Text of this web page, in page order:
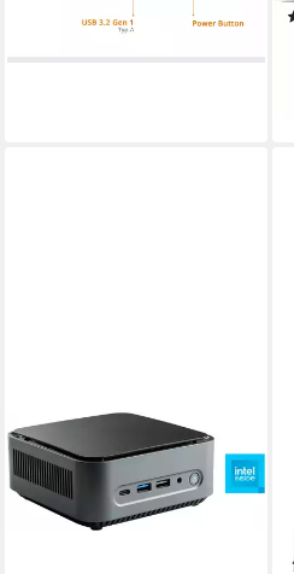
mtl. in 36 Raten